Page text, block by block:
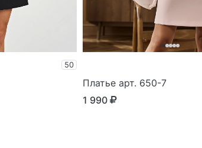
50
Платье арт. 650-7
1 990